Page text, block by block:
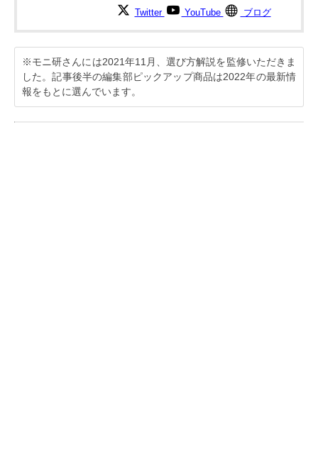
Twitter YouTube ブログ
※モニ研さんには2021年11月、選び方解説を監修いただきま
した。記事後半の編集部ピックアップ商品は2022年の最新情
報をもとに選んでいます。